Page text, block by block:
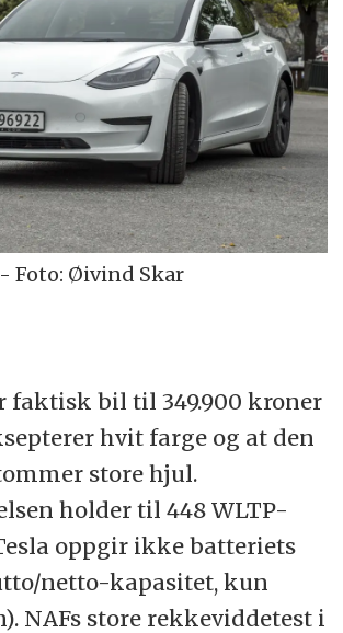
Foto: Øivind Skar
faktisk bil til 349.900 kroner
hvit farge og at den
store hjul.
holder til 448 WLTP-
oppgir ikke batteriets
netto-kapasitet, kun
NAFs store rekkeviddetest i